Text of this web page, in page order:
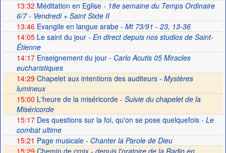
13:32 Méditation en Eglise- 18e semaine du Temps Ordinaire
6/7 - Vendredi + Saint Sixte II
13:46Evangile en langue arabe- Mt 73/91 - 23, 13-36
14:05Le saint du jour- En direct depuis nos studios de Saint-
Étienne
14:17Enseignement du jour- Carlo Acutis 05 Miracles
eucharistiques
14:29 Chapelet aux intentions des auditeurs - Mystères
lumineux
15:00 L'heure de la miséricorde - Suivie du chapelet de la
Miséricorde
15:17Des questions sur la foi, qu'on se pose quelquefois- Le
combat ultime
15:21 Page musicale- Chanter la Parole de Dieu
15:29 Chemin de croix - depuis l'oratoire de la Radio en